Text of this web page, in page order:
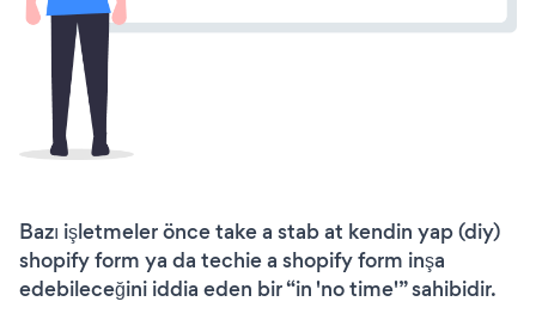
Bazı işletmeler önce take a stab at kendin yap (diy)
shopify form ya da techie a shopify form inşa
edebileceğini iddia eden bir “in 'no time'” sahibidir.